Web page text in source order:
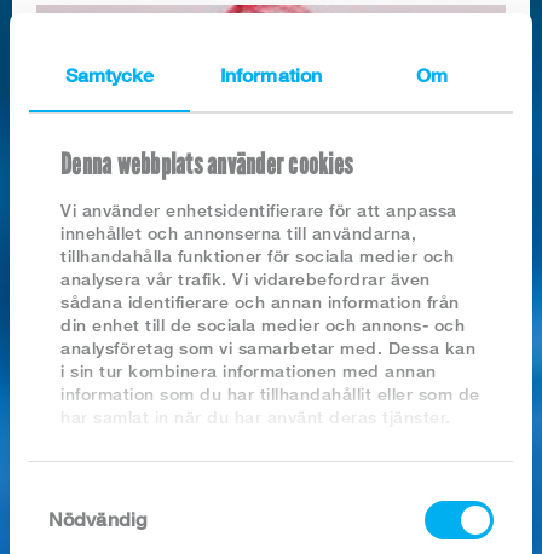
Samtycke Information Om
Denna webbplats använder cookies
Vi använder enhetsidentifierare för att anpassa
innehållet och annonserna till användarna,
tillhandahålla funktioner för sociala medier och
analysera vår trafik. Vi vidarebefordrar även
sådana identifierare och annan information från
din enhet till de sociala medier och annons- och
analysföretag som vi samarbetar med. Dessa kan
i sin tur kombinera informationen med annan
information som du har tillhandahållit eller som de
har samlat in när du har använt deras tjänster.
Nödvändig
Blåmusslor MSC
79213